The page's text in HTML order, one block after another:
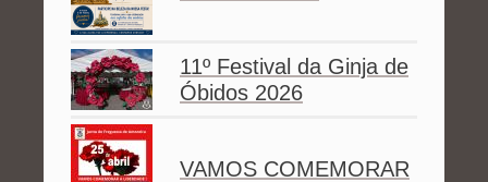
11º Festival da Ginja de
Óbidos 2026
VAMOS COMEMORAR